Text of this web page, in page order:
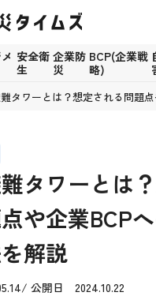
安全衛
生
企業防
災
BCP(企業戦
略)
タワーとは？想定される問題
タワーとは
や企業BCP
解説
公開日 2024.10.22